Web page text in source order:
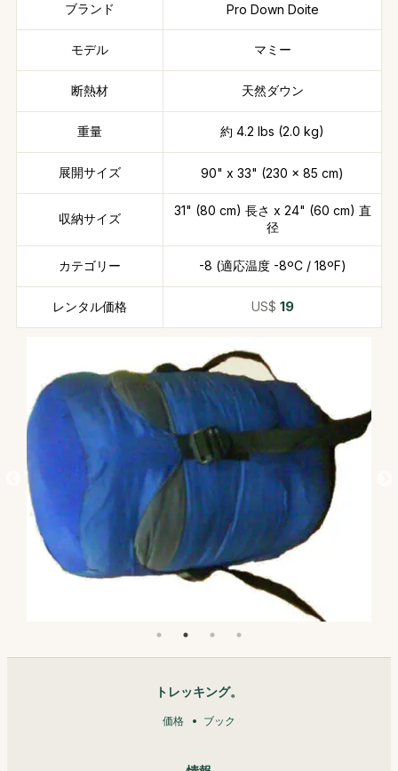
ブランド Pro Down Doite
モデル マミー
断熱材 天然ダウン
重量 約 4.2 lbs (2.0 kg)
展開サイズ 90" x 33" (230 x 85 cm)
収納サイズ
31" (80 cm) 長さ x 24" (60 cm) 直
径
カテゴリー -8 (適応温度 -8ºC / 18ºF)
レンタル価格 US$ 19
トレッキング。
価格 ブック